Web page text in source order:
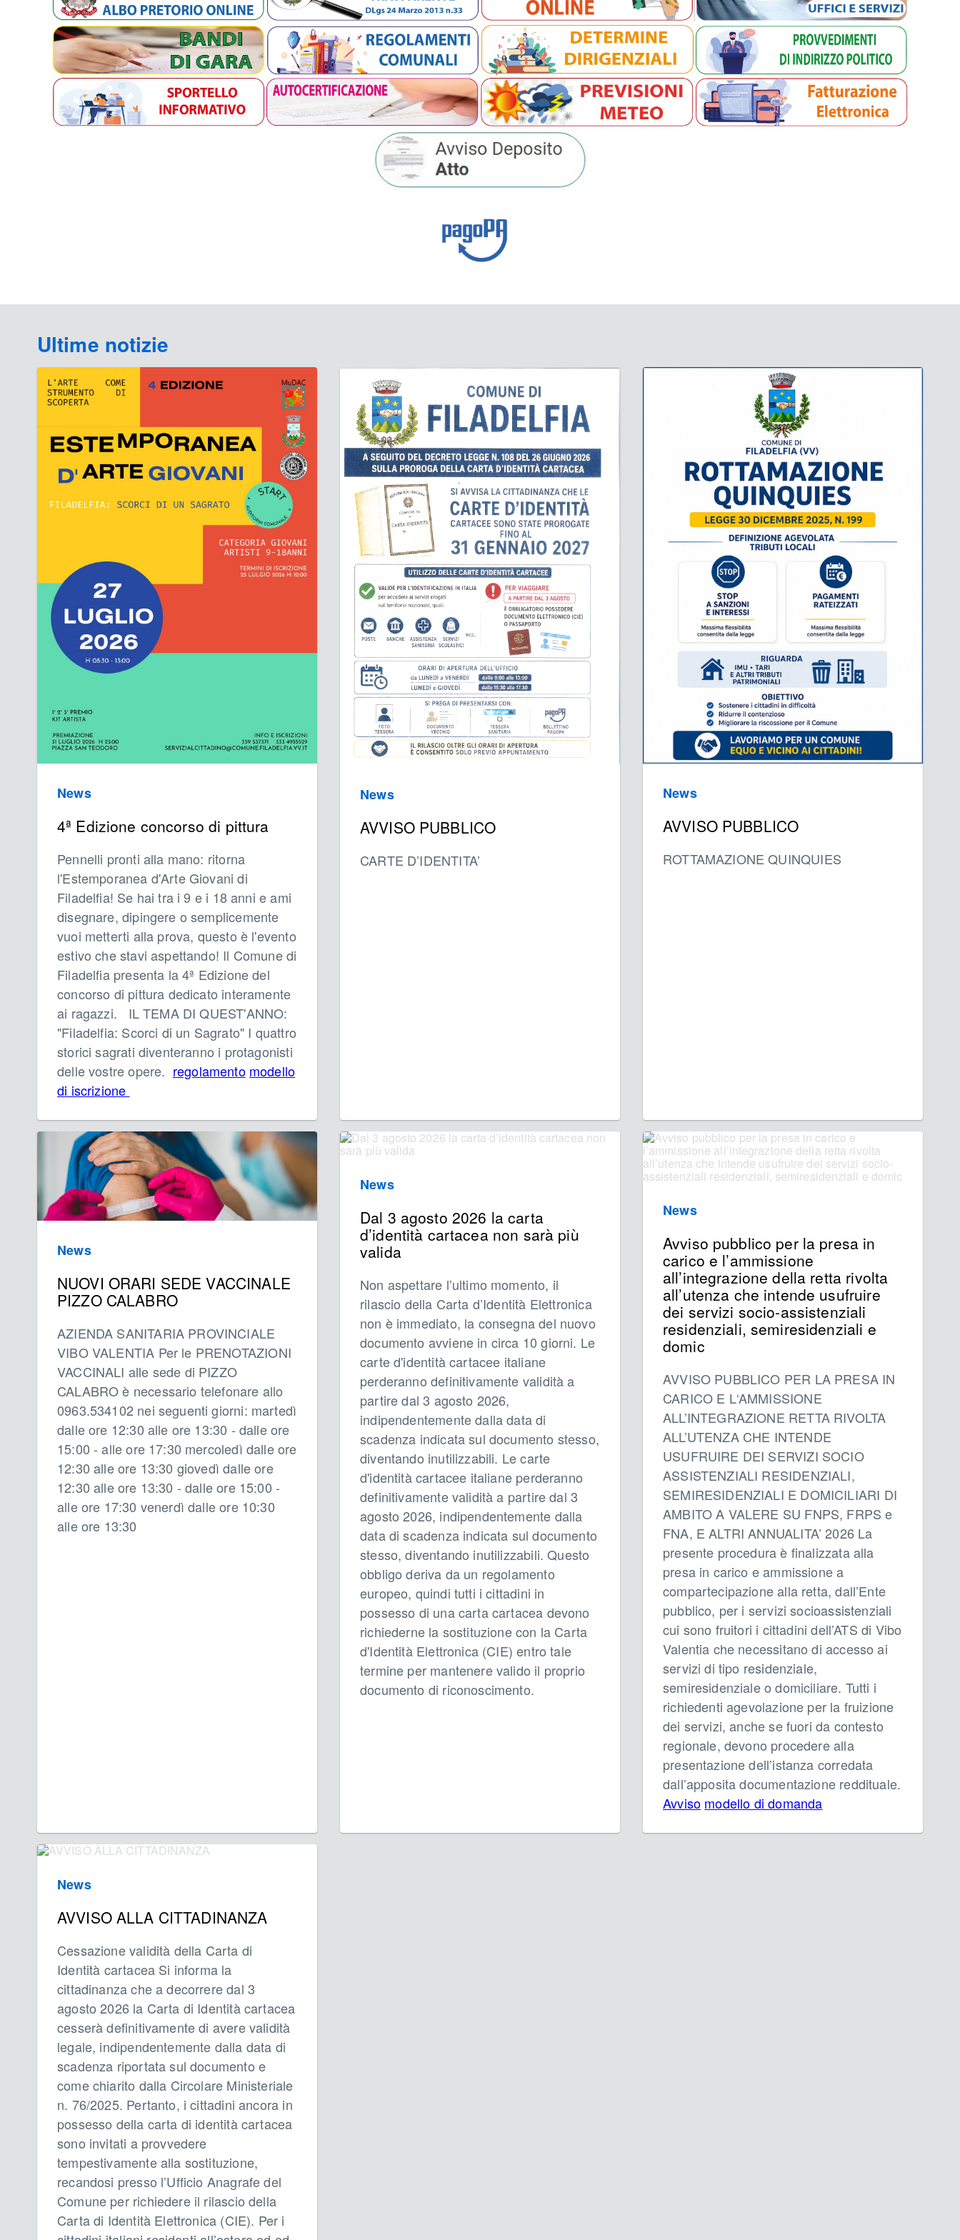
Ultime notizie
News
4ª Edizione concorso di pittura
Pennelli pronti alla mano: ritorna
l'Estemporanea d'Arte Giovani di
Filadelfia! Se hai tra i 9 e i 18 anni e ami
disegnare, dipingere o semplicemente
vuoi metterti alla prova, questo è l'evento
estivo che stavi aspettando! Il Comune di
Filadelfia presenta la 4ª Edizione del
concorso di pittura dedicato interamente
ai ragazzi. IL TEMA DI QUEST'ANNO:
"Filadelfia: Scorci di un Sagrato" I quattro
storici sagrati diventeranno i protagonisti
delle vostre opere. regolamento modello
di iscrizione
News
AVVISO PUBBLICO
CARTE D’IDENTITA’
News
AVVISO PUBBLICO
ROTTAMAZIONE QUINQUIES
News
NUOVI ORARI SEDE VACCINALE
PIZZO CALABRO
AZIENDA SANITARIA PROVINCIALE
VIBO VALENTIA Per le PRENOTAZIONI
VACCINALI alle sede di PIZZO
CALABRO è necessario telefonare allo
0963.534102 nei seguenti giorni: martedì
dalle ore 12:30 alle ore 13:30 - dalle ore
15:00 - alle ore 17:30 mercoledì dalle ore
12:30 alle ore 13:30 giovedì dalle ore
12:30 alle ore 13:30 - dalle ore 15:00 -
alle ore 17:30 venerdì dalle ore 10:30
alle ore 13:30
News
Dal 3 agosto 2026 la carta
d’identità cartacea non sarà più
valida
Non aspettare l’ultimo momento, il
rilascio della Carta d’Identità Elettronica
non è immediato, la consegna del nuovo
documento avviene in circa 10 giorni. Le
carte d'identità cartacee italiane
perderanno definitivamente validità a
partire dal 3 agosto 2026,
indipendentemente dalla data di
scadenza indicata sul documento stesso,
diventando inutilizzabili. Le carte
d'identità cartacee italiane perderanno
definitivamente validità a partire dal 3
agosto 2026, indipendentemente dalla
data di scadenza indicata sul documento
stesso, diventando inutilizzabili. Questo
obbligo deriva da un regolamento
europeo, quindi tutti i cittadini in
possesso di una carta cartacea devono
richiederne la sostituzione con la Carta
d'Identità Elettronica (CIE) entro tale
termine per mantenere valido il proprio
documento di riconoscimento.
News
Avviso pubblico per la presa in
carico e l’ammissione
all’integrazione della retta rivolta
all’utenza che intende usufruire
dei servizi socio-assistenziali
residenziali, semiresidenziali e
domic
AVVISO PUBBLICO PER LA PRESA IN
CARICO E L‘AMMISSIONE
ALL’INTEGRAZIONE RETTA RIVOLTA
ALL’UTENZA CHE INTENDE
USUFRUIRE DEI SERVIZI SOCIO
ASSISTENZIALI RESIDENZIALI,
SEMIRESIDENZIALI E DOMICILIARI DI
AMBITO A VALERE SU FNPS, FRPS e
FNA, E ALTRI ANNUALITA’ 2026 La
presente procedura è finalizzata alla
presa in carico e ammissione a
compartecipazione alla retta, dall’Ente
pubblico, per i servizi socioassistenziali
cui sono fruitori i cittadini dell’ATS di Vibo
Valentia che necessitano di accesso ai
servizi di tipo residenziale,
semiresidenziale o domiciliare. Tutti i
richiedenti agevolazione per la fruizione
dei servizi, anche se fuori da contesto
regionale, devono procedere alla
presentazione dell’istanza corredata
dall’apposita documentazione reddituale.
Avviso modello di domanda
News
AVVISO ALLA CITTADINANZA
Cessazione validità della Carta di
Identità cartacea Si informa la
cittadinanza che a decorrere dal 3
agosto 2026 la Carta di Identità cartacea
cesserà definitivamente di avere validità
legale, indipendentemente dalla data di
scadenza riportata sul documento e
come chiarito dalla Circolare Ministeriale
n. 76/2025. Pertanto, i cittadini ancora in
possesso della carta di identità cartacea
sono invitati a provvedere
tempestivamente alla sostituzione,
recandosi presso l’Ufficio Anagrafe del
Comune per richiedere il rilascio della
Carta di Identità Elettronica (CIE). Per i